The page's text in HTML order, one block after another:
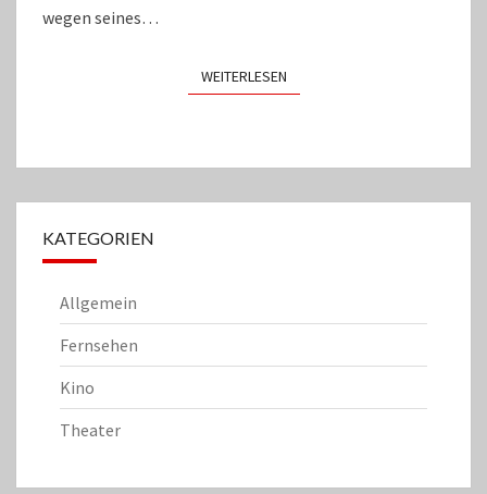
wegen seines…
WEITERLESENWEITERLESEN
KATEGORIEN
Allgemein
Fernsehen
Kino
Theater